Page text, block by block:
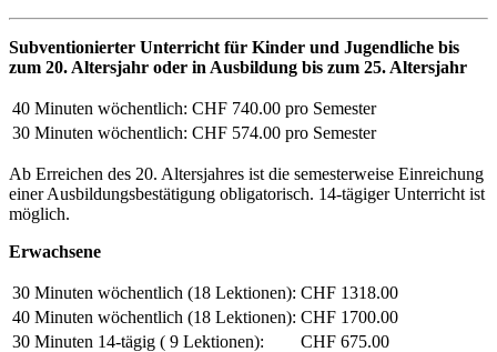
Subventionierter Unterricht für Kinder und Jugendliche bis
zum 20. Altersjahr oder in Ausbildung bis zum 25. Altersjahr
40 Minuten wöchentlich: CHF 740.00 pro Semester
30 Minuten wöchentlich: CHF 574.00 pro Semester
Ab Erreichen des 20. Altersjahres ist die semesterweise Einreichung
einer Ausbildungsbestätigung obligatorisch. 14-tägiger Unterricht ist
möglich.
Erwachsene
30 Minuten wöchentlich (18 Lektionen): CHF 1318.00
40 Minuten wöchentlich (18 Lektionen): CHF 1700.00
30 Minuten 14-tägig ( 9 Lektionen):
CHF 675.00